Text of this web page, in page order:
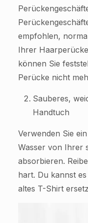
empfohlen,
Ihrer
können Sie
Perücke nicht
Sauberes,
Handtuch
Verwenden Sie
Wasser von Ihrer
absorbieren.
hart. Du kannst
altes T-Shirt